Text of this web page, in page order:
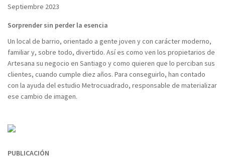
Septiembre 2023
Sorprender sin perder la esencia
Un local de barrio, orientado a gente joven y con carácter moderno,
familiar y, sobre todo, divertido. Así es como ven los propietarios de
Artesana su negocio en Santiago y como quieren que lo perciban sus
clientes, cuando cumple diez años. Para conseguirlo, han contado
con la ayuda del estudio Metrocuadrado, responsable de materializar
ese cambio de imagen.
PUBLICACIÓN